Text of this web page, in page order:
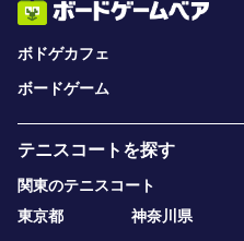
ボドゲカフェ
ボードゲーム
テニスコートを探す
関東のテニスコート
東京都
神奈川県